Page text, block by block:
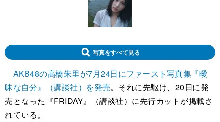
写真をすべて見る
AKB48の高橋朱里が7月24日にファースト写真集『曖
昧な自分』（講談社）を発売。それに先駆け、20日に発
売となった『FRIDAY』（講談社）に先行カットが掲載さ
れている。